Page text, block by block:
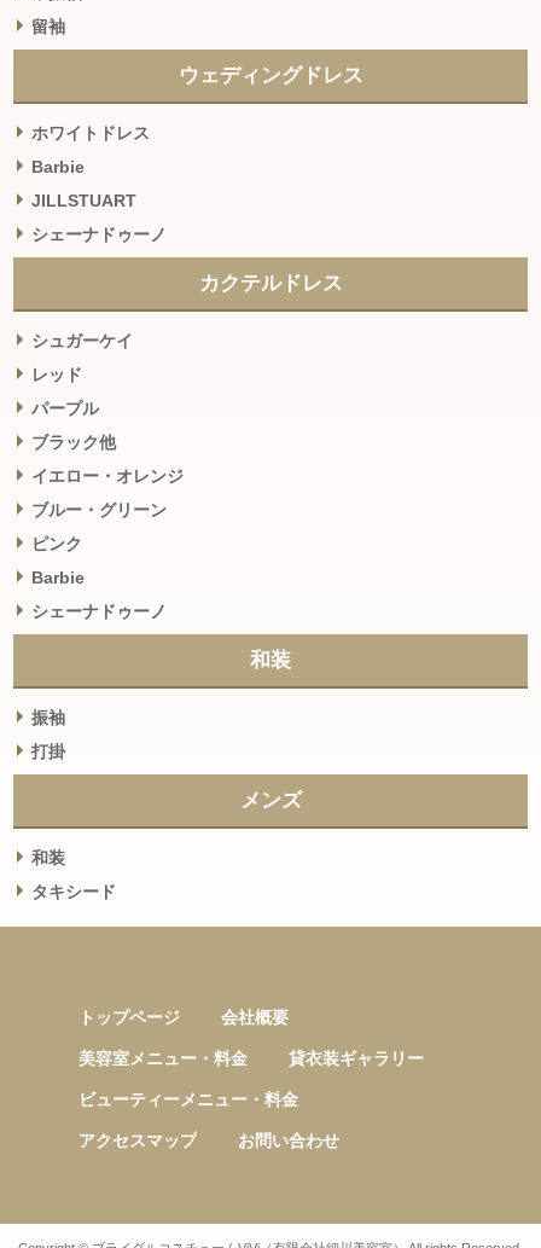
留袖
ウェディングドレス
ホワイトドレス
Barbie
JILLSTUART
シェーナドゥーノ
カクテルドレス
シュガーケイ
レッド
パープル
ブラック他
イエロー・オレンジ
ブルー・グリーン
ピンク
Barbie
シェーナドゥーノ
和装
振袖
打掛
メンズ
和装
タキシード
トップページ 会社概要
美容室メニュー・料金 貸衣装ギャラリー
ビューティーメニュー・料金
アクセスマップ お問い合わせ